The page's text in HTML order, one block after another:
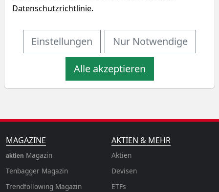
Short Term EUR Corporates P-acc
ETF
1W 3M
3J 5J
MAGAZINE
aktien Magazin
Tenbagger Magazin
Trendfollowing Magazin
AKTIEN & MEHR
Aktien
Devisen
ETFs
Datenschutzrichtlinie.
Einstellungen Nur Notwendige
Alle akzeptieren